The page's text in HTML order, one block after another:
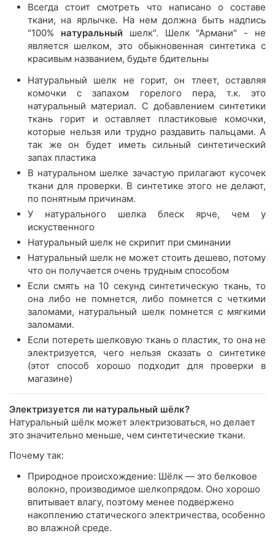
Всегда стоит смотреть что написано о составе
ткани, на ярлычке. На нем должна быть надпись
"100% натуральный шелк". Шелк "Армани" - не
является шелком, это обыкновенная синтетика с
красивым названием, будьте бдительны
Натуральный шелк не горит, он тлеет, оставляя
комочки с запахом горелого пера, т.к. это
натуральный материал. С добавлением синтетики
ткань горит и оставляет пластиковые комочки,
которые нельзя или трудно раздавить пальцами. А
так же он будет иметь сильный синтетический
запах пластика
В натуральном шелке зачастую прилагают кусочек
ткани для проверки. В синтетике этого не делают,
по понятным причинам.
У натурального шелка блеск ярче, чем у
искуственного
Натуральный шелк не скрипит при сминании
Натуральный шелк не может стоить дешево, потому
что он получается очень трудным способом
Если смять на 10 секунд синтетическую ткань, то
она либо не помнется, либо помнется с четкими
заломами, натуральный шелк помнется с мягкими
заломами.
Если потереть шелковую ткань о пластик, то она не
электризуется, чего нельзя сказать о синтетике
(этот способ хорошо подходит для проверки в
магазине)
Электризуется ли натуральный шёлк?
Натуральный шёлк может электризоваться, но делает
это значительно меньше, чем синтетические ткани.
Почему так:
Природное происхождение: Шёлк — это белковое
волокно, производимое шелкопрядом. Оно хорошо
впитывает влагу, поэтому менее подвержено
накоплению статического электричества, особенно
во влажной среде.